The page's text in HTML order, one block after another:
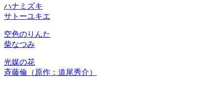
ハナミズキ
サトーユキエ
空色のりんた
柴なつみ
光媒の花
斉藤倫（原作：道尾秀介）